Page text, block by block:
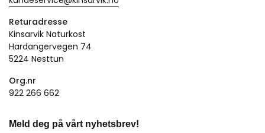
Returadresse
Kinsarvik Naturkost
Hardangervegen 74
5224 Nesttun
Org.nr
922 266 662
Meld deg på vårt nyhetsbrev!